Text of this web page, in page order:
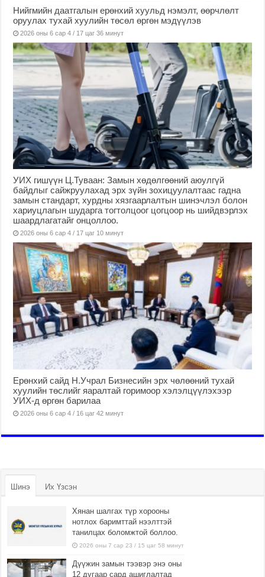
Нийгмийн даатгалын ерөнхий хуульд нэмэлт, өөрчлөлт
оруулах тухай хуулийн төсөл өргөн мэдүүлэв
2026 оны 6 сар 4 / 17 цаг 36 минут
УИХ гишүүн Ц.Туваан: Замын хөдөлгөөний аюулгүй
байдлыг сайжруулахад эрх зүйн зохицуулалтаас гадна
замын стандарт, хурдны хязгаарлалтын шинэчлэл болон
хариуцлагын шударга тогтолцоог цогцоор нь шийдвэрлэх
шаардлагатайг онцоллоо.
2026 оны 6 сар 4 / 17 цаг 10 минут
Ерөнхий сайд Н.Учрал Бизнесийн эрх чөлөөний тухай
хуулийн төслийг яаралтай горимоор хэлэлцүүлэхээр
УИХ-д өргөн барилаа
2026 оны 6 сар 4 / 16 цаг 42 минут
Шинэ Их Үзсэн
Хянан шалгах түр хорооны
нотлох баримттай нээлттэй
танилцах боломжтой боллоо.
2026 оны 7 сар 23 / 15 цаг 58 минут
Дүүжин замын тээвэр энэ оны
12 дугаар сард ашиглалтад